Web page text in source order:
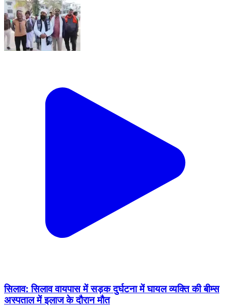
सिलाव: सिलाव वायपास में सड़क दुर्घटना में घायल व्यक्ति की बीम्स
अस्पताल में इलाज के दौरान मौत